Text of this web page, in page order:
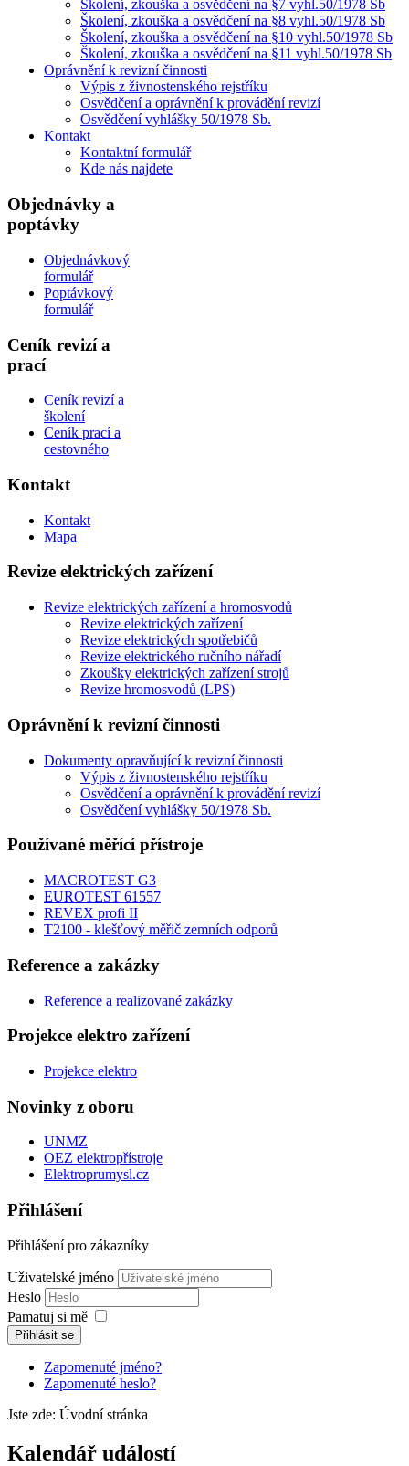
Školení, zkouška a osvědčení na §7 vyhl.50/1978 Sb
Školení, zkouška a osvědčení na §8 vyhl.50/1978 Sb
Školení, zkouška a osvědčení na §10 vyhl.50/1978 Sb
Školení, zkouška a osvědčení na §11 vyhl.50/1978 Sb
Oprávnění k revizní činnosti
Výpis z živnostenského rejstříku
Osvědčení a oprávnění k provádění revizí
Osvědčení vyhlášky 50/1978 Sb.
Kontakt
Kontaktní formulář
Kde nás najdete
Objednávky a
poptávky
Objednávkový
formulář
Poptávkový
formulář
Ceník revizí a
prací
Ceník revizí a
školení
Ceník prací a
cestovného
Kontakt
Kontakt
Mapa
Revize elektrických zařízení
Revize elektrických zařízení a hromosvodů
Revize elektrických zařízení
Revize elektrických spotřebičů
Revize elektrického ručního nářadí
Zkoušky elektrických zařízení strojů
Revize hromosvodů (LPS)
Oprávnění k revizní činnosti
Dokumenty opravňující k revizní činnosti
Výpis z živnostenského rejstříku
Osvědčení a oprávnění k provádění revizí
Osvědčení vyhlášky 50/1978 Sb.
Používané měřící přístroje
MACROTEST G3
EUROTEST 61557
REVEX profi II
T2100 - klešťový měřič zemních odporů
Reference a zakázky
Reference a realizované zakázky
Projekce elektro zařízení
Projekce elektro
Novinky z oboru
UNMZ
OEZ elektropřístroje
Elektroprumysl.cz
Přihlášení
Přihlášení pro zákazníky
Uživatelské jméno
Heslo
Pamatuj si mě
Přihlásit se
Zapomenuté jméno?
Zapomenuté heslo?
Jste zde: Úvodní stránka
Kalendář událostí